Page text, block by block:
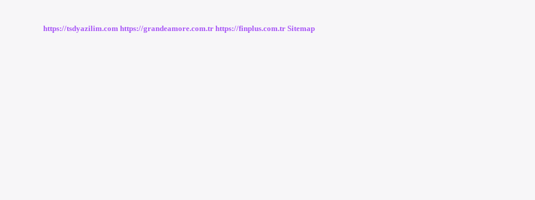
https://tsdyazilim.com https://grandeamore.com.tr https://finplus.com.tr Sitemap